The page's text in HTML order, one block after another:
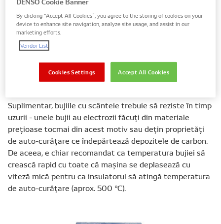
Bujiile cu scânteie trebuie să capaciteze un voltaj de
până la 10-30 kV din terminal până la electrozi, fără nici
o scurgere de energie ce poate duce la rateuri în
vârfurile de energie trebuie suprimate pentru evitarea
apariţiei erorilor din senzorii aflaţi în apropierea bujiilor.
Suplimentar, bujiile cu scânteie trebuie să reziste în timp
uzurii - unele bujii au electrozii făcuţi din materiale
preţioase tocmai din acest motiv sau deţin proprietăţi
de auto-curăţare ce îndepărtează depozitele de carbon.
De aceea, e chiar recomandat ca temperatura bujiei să
crească rapid cu toate că maşina se deplasează cu
viteză mică pentru ca insulatorul să atingă temperatura
de auto-curăţare (aprox. 500 °C).
By clicking “Accept All Cookies”, you agree to the storing of cookies on your
device to enhance site navigation, analyze site usage, and assist in our
marketing efforts.
Vendor List
Accept All Cookies
Cookies Settings